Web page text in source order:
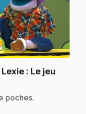
: Le jeu
poches.